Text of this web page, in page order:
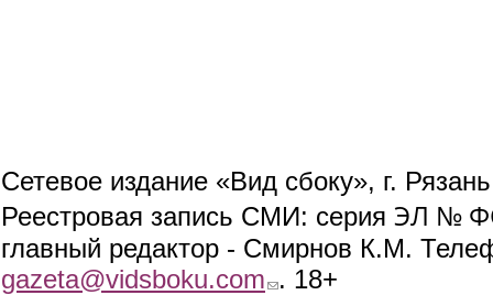
Сетевое издание «Вид сбоку», г.
Реестровая запись СМИ: серия ЭЛ №
главный редактор - Смирнов К.М.
gazeta@vidsboku.com (link sends e-mail)
. 18+